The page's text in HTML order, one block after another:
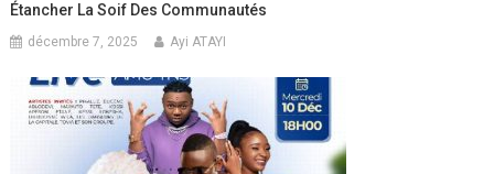
Étancher La Soif Des Communautés
décembre 7, 2025 Ayi ATAYI